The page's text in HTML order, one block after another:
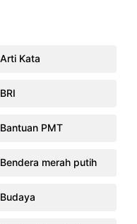
Arti Kata
BRI
Bantuan PMT
Bendera merah putih
Budaya